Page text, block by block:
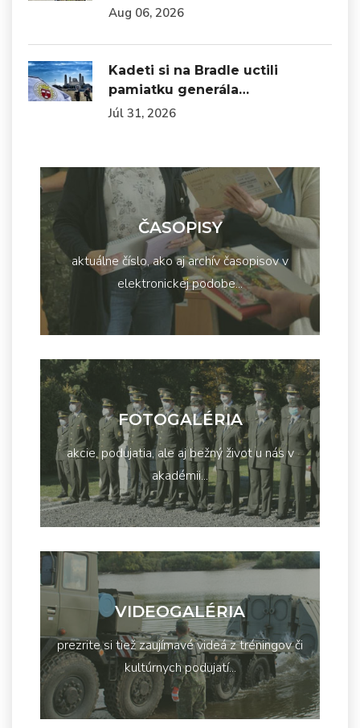
Aug 06, 2026
Kadeti si na Bradle uctili
pamiatku generála…
Júl 31, 2026
ČASOPISY
aktuálne číslo, ako aj archív časopisov v
elektronickej podobe...
FOTOGALÉRIA
akcie, podujatia, ale aj bežný život u nás v
akadémii...
VIDEOGALÉRIA
prezrite si tiež zaujímavé videá z tréningov či
kultúrnych podujatí...